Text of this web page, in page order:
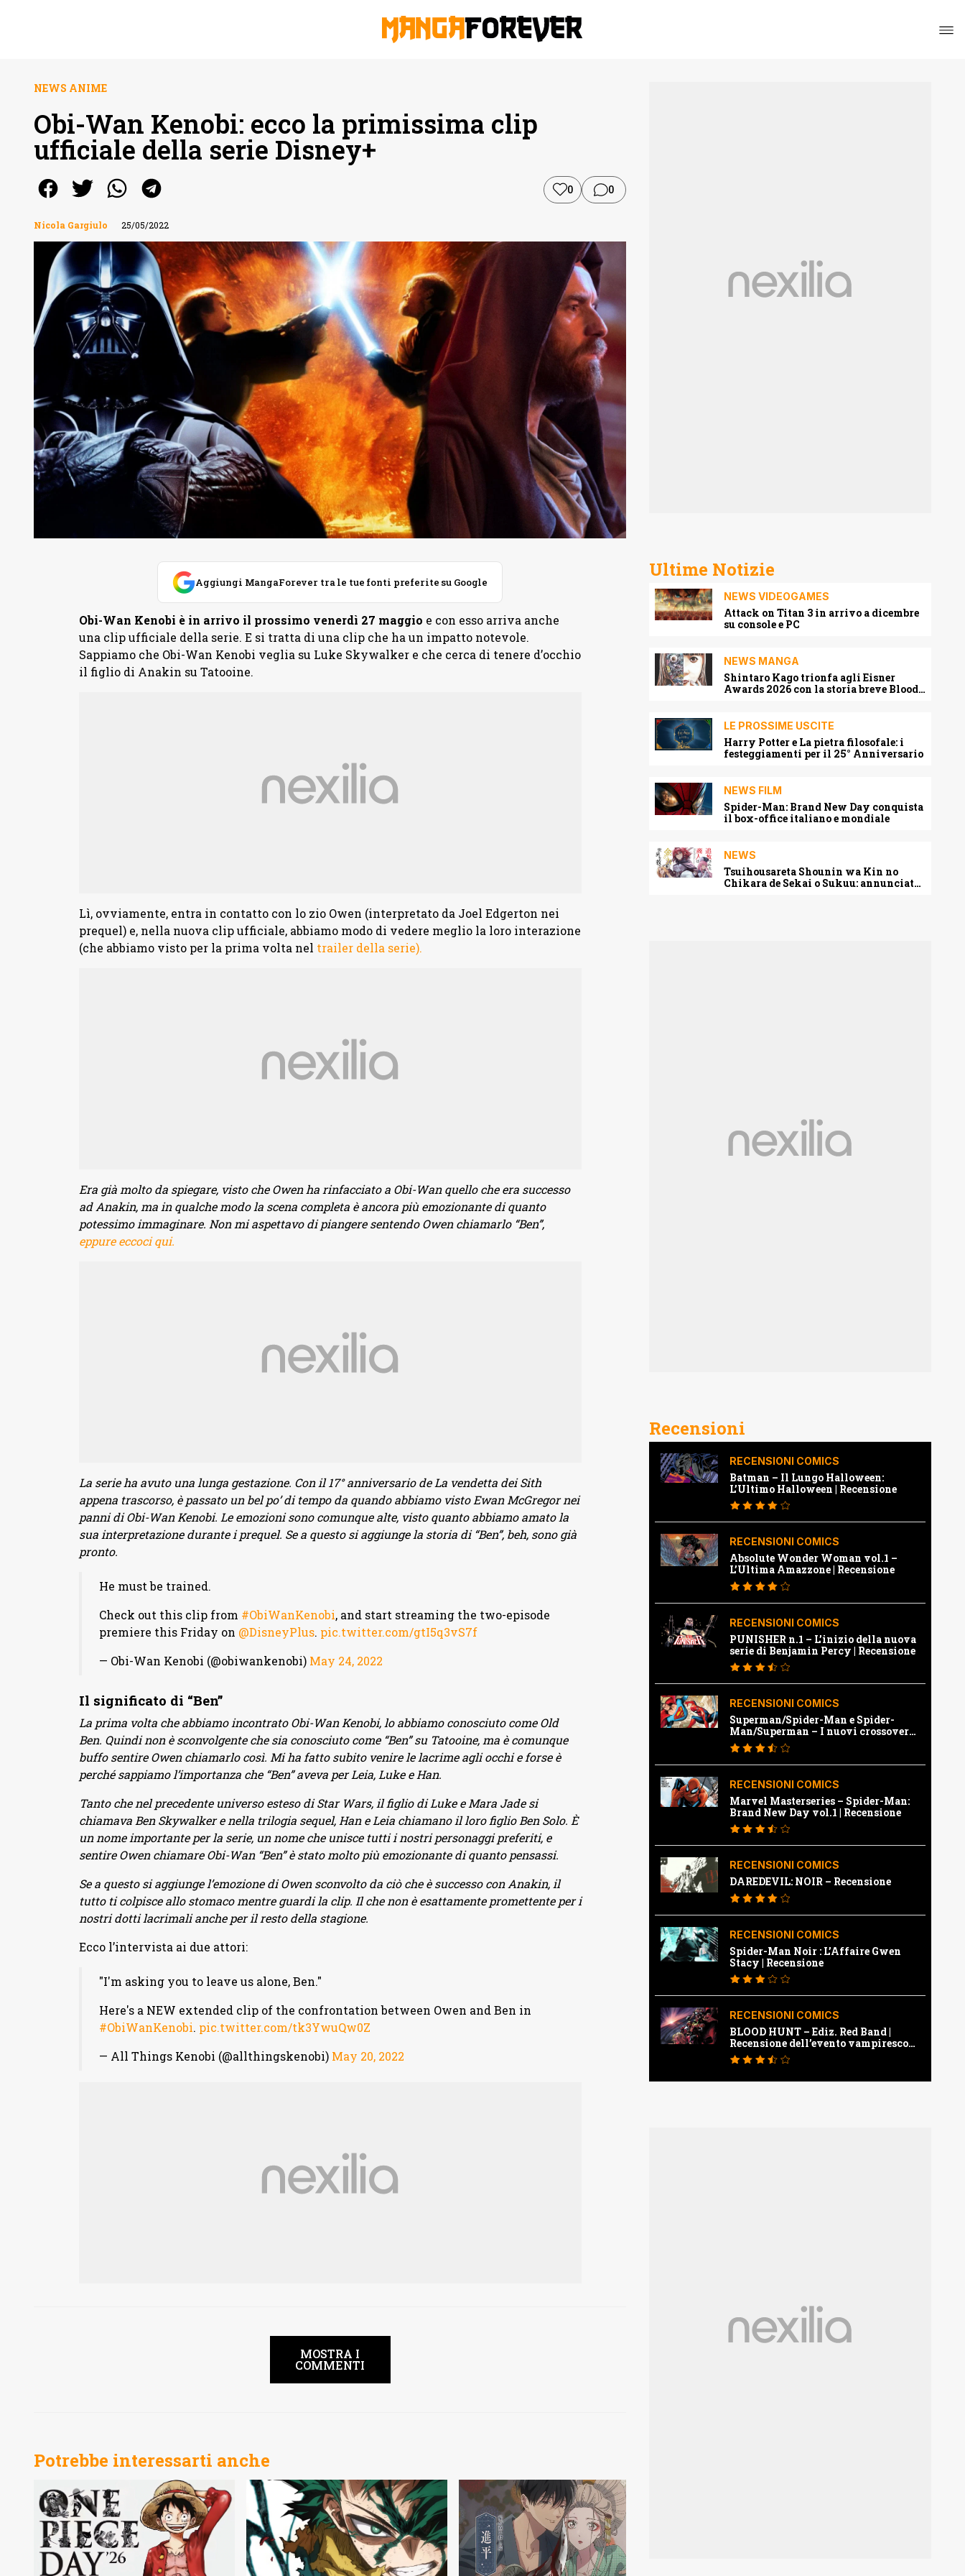
NEWS ANIME
Obi-Wan Kenobi: ecco la primissima clip
ufficiale della serie Disney+
0 0
Nicola Gargiulo 25/05/2022
Aggiungi MangaForever tra le tue fonti preferite su Google
Obi-Wan Kenobi è in arrivo il prossimo venerdì 27 maggio e con esso arriva anche
una clip ufficiale della serie. E si tratta di una clip che ha un impatto notevole.
Sappiamo che Obi-Wan Kenobi veglia su Luke Skywalker e che cerca di tenere d’occhio
il figlio di Anakin su Tatooine.
Lì, ovviamente, entra in contatto con lo zio Owen (interpretato da Joel Edgerton nei
prequel) e, nella nuova clip ufficiale, abbiamo modo di vedere meglio la loro interazione
(che abbiamo visto per la prima volta nel trailer della serie).
Era già molto da spiegare, visto che Owen ha rinfacciato a Obi-Wan quello che era successo
ad Anakin, ma in qualche modo la scena completa è ancora più emozionante di quanto
potessimo immaginare. Non mi aspettavo di piangere sentendo Owen chiamarlo “Ben”,
eppure eccoci qui.
La serie ha avuto una lunga gestazione. Con il 17° anniversario de La vendetta dei Sith
appena trascorso, è passato un bel po’ di tempo da quando abbiamo visto Ewan McGregor nei
panni di Obi-Wan Kenobi. Le emozioni sono comunque alte, visto quanto abbiamo amato la
sua interpretazione durante i prequel. Se a questo si aggiunge la storia di “Ben”, beh, sono già
pronto.
He must be trained.
Check out this clip from #ObiWanKenobi, and start streaming the two-episode
premiere this Friday on @DisneyPlus. pic.twitter.com/gtI5q3vS7f
— Obi-Wan Kenobi (@obiwankenobi) May 24, 2022
Il significato di “Ben”
La prima volta che abbiamo incontrato Obi-Wan Kenobi, lo abbiamo conosciuto come Old
Ben. Quindi non è sconvolgente che sia conosciuto come “Ben” su Tatooine, ma è comunque
buffo sentire Owen chiamarlo così. Mi ha fatto subito venire le lacrime agli occhi e forse è
perché sappiamo l’importanza che “Ben” aveva per Leia, Luke e Han.
Tanto che nel precedente universo esteso di Star Wars, il figlio di Luke e Mara Jade si
chiamava Ben Skywalker e nella trilogia sequel, Han e Leia chiamano il loro figlio Ben Solo. È
un nome importante per la serie, un nome che unisce tutti i nostri personaggi preferiti, e
sentire Owen chiamare Obi-Wan “Ben” è stato molto più emozionante di quanto pensassi.
Se a questo si aggiunge l’emozione di Owen sconvolto da ciò che è successo con Anakin, il
tutto ti colpisce allo stomaco mentre guardi la clip. Il che non è esattamente promettente per i
nostri dotti lacrimali anche per il resto della stagione.
Ecco l’intervista ai due attori:
"I'm asking you to leave us alone, Ben."
Here's a NEW extended clip of the confrontation between Owen and Ben in
#ObiWanKenobi. pic.twitter.com/tk3YwuQw0Z
— All Things Kenobi (@allthingskenobi) May 20, 2022
MOSTRA I
COMMENTI
Potrebbe interessarti anche
Ultime Notizie
NEWS VIDEOGAMES
Attack on Titan 3 in arrivo a dicembre
su console e PC
NEWS MANGA
Shintaro Kago trionfa agli Eisner
Awards 2026 con la storia breve Blood
LE PROSSIME USCITE
Harry Potter e La pietra filosofale: i
festeggiamenti per il 25° Anniversario
NEWS FILM
Spider-Man: Brand New Day conquista
il box-office italiano e mondiale
NEWS
Tsuihousareta Shounin wa Kin no
Chikara de Sekai o Sukuu: annunciato
Recensioni
RECENSIONI COMICS
Batman – Il Lungo Halloween:
L’Ultimo Halloween | Recensione
RECENSIONI COMICS
Absolute Wonder Woman vol.1 –
L’Ultima Amazzone | Recensione
RECENSIONI COMICS
PUNISHER n.1 – L’inizio della nuova
serie di Benjamin Percy | Recensione
RECENSIONI COMICS
Superman/Spider-Man e Spider-
Man/Superman – I nuovi crossover
Marvel e Dc | Recensione
RECENSIONI COMICS
Marvel Masterseries – Spider-Man:
Brand New Day vol.1 | Recensione
RECENSIONI COMICS
DAREDEVIL: NOIR – Recensione
RECENSIONI COMICS
Spider-Man Noir : L’Affaire Gwen
Stacy | Recensione
RECENSIONI COMICS
BLOOD HUNT – Ediz. Red Band |
Recensione dell’evento vampiresco
della Marvel